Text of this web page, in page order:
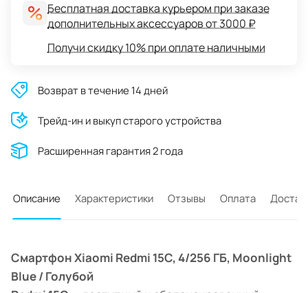
Бесплатная доставка курьером при заказе
дополнительных аксессуаров от 3000 ₽
Получи скидку 10% при оплате наличными
Возврат в течение 14 дней
Трейд-ин и выкуп старого устройства
Расширенная гарантия 2 года
Описание Характеристики Отзывы Оплата
Смартфон Xiaomi Redmi 15C, 4/256 ГБ, Moonlight
Blue / Голубой